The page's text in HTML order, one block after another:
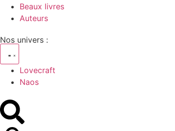
Beaux livres
Auteurs
Nos univers :
Lovecraft
Naos